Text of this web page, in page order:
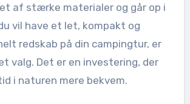
af stærke materialer og går op i
vil have et let, kompakt og
redskab på din campingtur, er
valg. Det er en investering, der
i naturen mere bekvem.